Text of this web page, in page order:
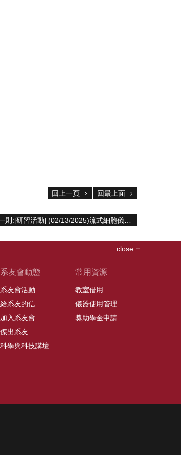
回上一頁 回最上面
close
系友會動態
系友會活動
給系友的信
加入系友會
傑出系友
科學與科技講壇
常用資源
教室借用
儀器使用管理
獎助學金申請